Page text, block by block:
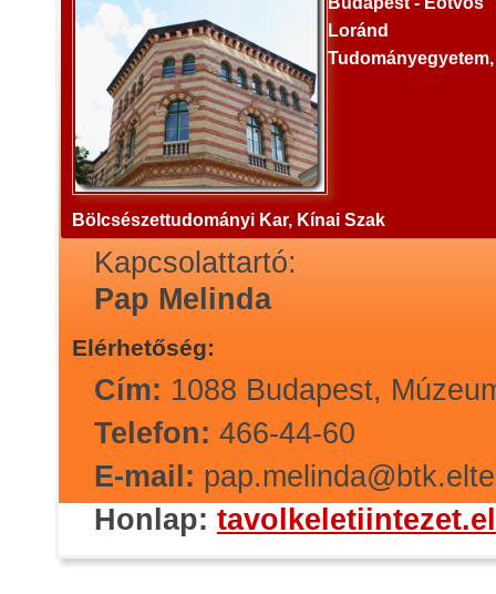
Loránd
Tudományegyetem,
Bölcsészettudományi Kar, Kínai Szak
Kapcsolattartó:
Pap Melinda
Elérhetőség:
Cím: 1088 Budapest,
Telefon: 466-44-60
E-mail:
Honlap: